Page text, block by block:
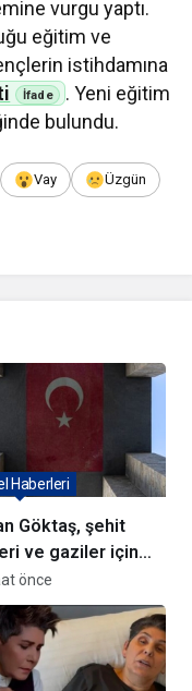
vurgu yaptı.
eğitim ve
istihdamına
. Yeni eğitim
bulundu.
Vay Üzgün
Göktaş, şehit
ve gaziler için
sunuyor
Haberleri
önce